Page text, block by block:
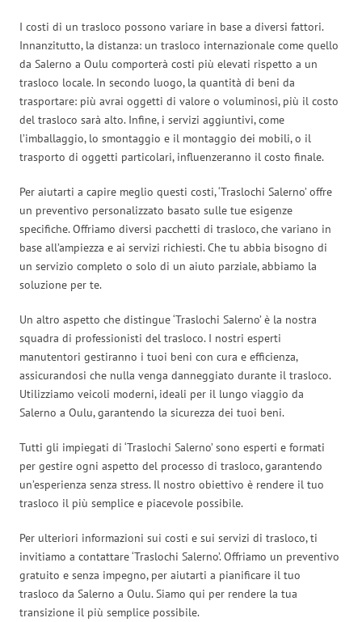
I costi di un trasloco possono variare in base a diversi fattori.
Innanzitutto, la distanza: un trasloco internazionale come quello
da Salerno a Oulu comporterà costi più elevati rispetto a un
trasloco locale. In secondo luogo, la quantità di beni da
trasportare: più avrai oggetti di valore o voluminosi, più il costo
del trasloco sarà alto. Infine, i servizi aggiuntivi, come
l’imballaggio, lo smontaggio e il montaggio dei mobili, o il
trasporto di oggetti particolari, influenzeranno il costo finale.
Per aiutarti a capire meglio questi costi, ‘Traslochi Salerno’ offre
un preventivo personalizzato basato sulle tue esigenze
specifiche. Offriamo diversi pacchetti di trasloco, che variano in
base all’ampiezza e ai servizi richiesti. Che tu abbia bisogno di
un servizio completo o solo di un aiuto parziale, abbiamo la
soluzione per te.
Un altro aspetto che distingue ‘Traslochi Salerno’ è la nostra
squadra di professionisti del trasloco. I nostri esperti
manutentori gestiranno i tuoi beni con cura e efficienza,
assicurandosi che nulla venga danneggiato durante il trasloco.
Utilizziamo veicoli moderni, ideali per il lungo viaggio da
Salerno a Oulu, garantendo la sicurezza dei tuoi beni.
Tutti gli impiegati di ‘Traslochi Salerno’ sono esperti e formati
per gestire ogni aspetto del processo di trasloco, garantendo
un’esperienza senza stress. Il nostro obiettivo è rendere il tuo
trasloco il più semplice e piacevole possibile.
Per ulteriori informazioni sui costi e sui servizi di trasloco, ti
invitiamo a contattare ‘Traslochi Salerno’. Offriamo un preventivo
gratuito e senza impegno, per aiutarti a pianificare il tuo
trasloco da Salerno a Oulu. Siamo qui per rendere la tua
transizione il più semplice possibile.